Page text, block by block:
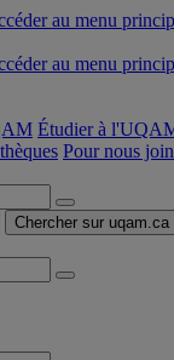
au menu
au menu
Étudier à
Pour nous
Chercher sur uqam.ca